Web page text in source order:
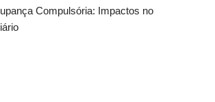
Compulsória: Impactos no